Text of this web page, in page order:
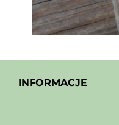
INFORMACJE